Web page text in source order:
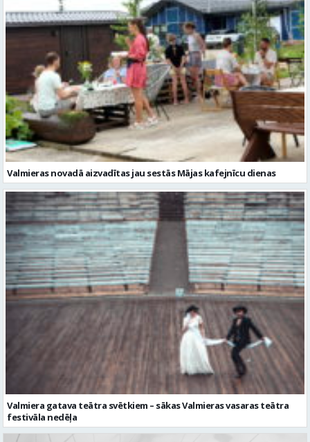
Valmieras novadā aizvadītas jau sestās Mājas kafejnīcu dienas
Valmiera gatava teātra svētkiem – sākas Valmieras vasaras teātra
festivāla nedēļa